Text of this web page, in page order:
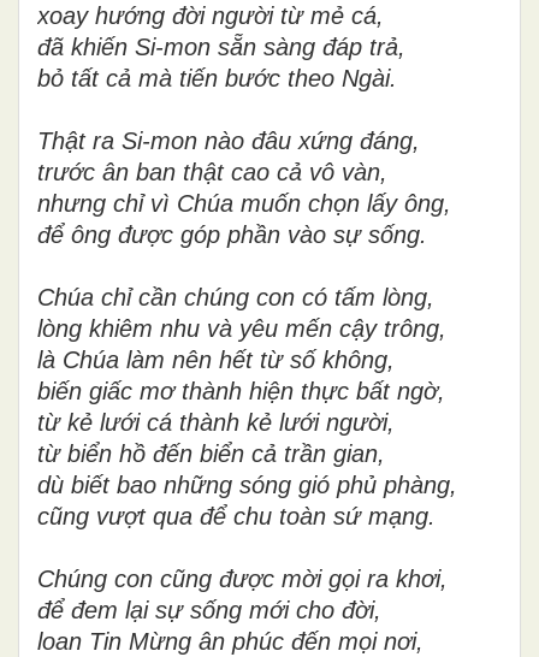
xoay hướng đời người từ mẻ cá,
đã khiến Si-mon sẵn sàng đáp trả,
bỏ tất cả mà tiến bước theo Ngài.
Thật ra Si-mon nào đâu xứng đáng,
trước ân ban thật cao cả vô vàn,
nhưng chỉ vì Chúa muốn chọn lấy ông,
để ông được góp phần vào sự sống.
Chúa chỉ cần chúng con có tấm lòng,
lòng khiêm nhu và yêu mến cậy trông,
là Chúa làm nên hết từ số không,
biến giấc mơ thành hiện thực bất ngờ,
từ kẻ lưới cá thành kẻ lưới người,
từ biển hồ đến biển cả trần gian,
dù biết bao những sóng gió phủ phàng,
cũng vượt qua để chu toàn sứ mạng.
Chúng con cũng được mời gọi ra khơi,
để đem lại sự sống mới cho đời,
loan Tin Mừng ân phúc đến mọi nơi,